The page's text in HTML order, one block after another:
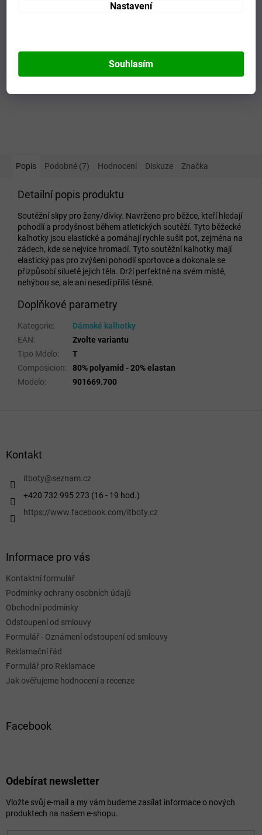
Nastavení
Souhlasím
Popis Podobné (7) Hodnocení Diskuze Značka
Detailní popis produktu
Soutěžní slipy pro ženy/dívky. Navrženo pro běžce, kteří hledají
pohodlí a prodyšnost během atletických soutěží. Tyto běžecké
kalhotky jsou elastické a pomáhají rychle sušit pot, zejména na
zádech, kde se nejvíce hromadí. Tyto soutěžní kalhotky mají
elastický pas pro zvýšení pohodlí sportovce a dokonale se
přizpůsobí siluetě jejich těla. Drží perfektně na svém místě,
nehýbou se, ale ani nesedí příliš těsně.
Doplňkové parametry
Kategorie:
Dámské kalhotky
EAN:
Zvolte variantu
Tipo Mdelo:
T
Composicion:
80% polyamid - 20% elastan
Modelo: 901669.700
Kontakt
itboty@seznam.cz
+420 732 995 273 (16 - 19 hod.)
https://www.facebook.com/itboty.cz
Informace pro vás
Kontaktní formulář
Podmínky ochrany osobních údajů
Obchodní podmínky
Odstoupení od smlouvy
Formulář - Oznámení odstoupení od smlouvy
Reklamační řád
Formulář pro Reklamace
Jak ověřujeme hodnocení a recenze
Facebook
Odebírat newsletter
Vložte svůj e-mail a my vám budeme zasílat informace o nových
produktech na našem e-shopu.